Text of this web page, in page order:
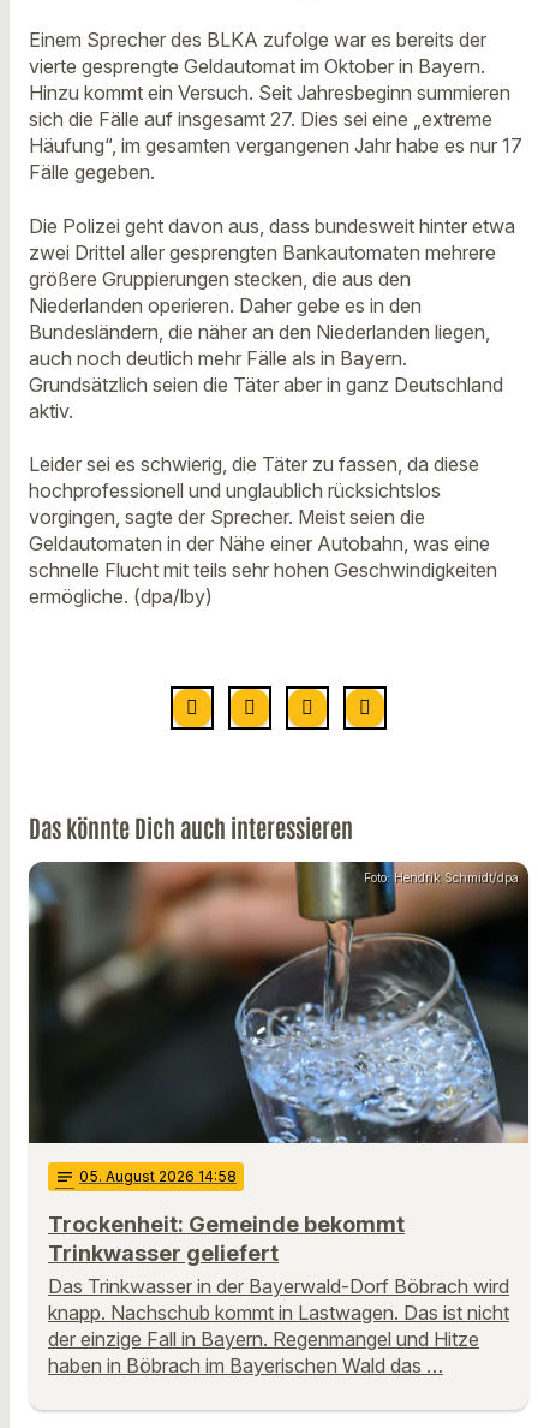
Einem Sprecher des BLKA zufolge war es bereits der
vierte gesprengte Geldautomat im Oktober in Bayern.
Hinzu kommt ein Versuch. Seit Jahresbeginn summieren
sich die Fälle auf insgesamt 27. Dies sei eine „extreme
Häufung“, im gesamten vergangenen Jahr habe es nur 17
Fälle gegeben.
Die Polizei geht davon aus, dass bundesweit hinter etwa
zwei Drittel aller gesprengten Bankautomaten mehrere
größere Gruppierungen stecken, die aus den
Niederlanden operieren. Daher gebe es in den
Bundesländern, die näher an den Niederlanden liegen,
auch noch deutlich mehr Fälle als in Bayern.
Grundsätzlich seien die Täter aber in ganz Deutschland
aktiv.
Leider sei es schwierig, die Täter zu fassen, da diese
hochprofessionell und unglaublich rücksichtslos
vorgingen, sagte der Sprecher. Meist seien die
Geldautomaten in der Nähe einer Autobahn, was eine
schnelle Flucht mit teils sehr hohen Geschwindigkeiten
ermögliche. (dpa/lby)
Das könnte Dich auch interessieren
Foto: Hendrik Schmidt/dpa
notes 05. August 2026 14:58
Trockenheit: Gemeinde bekommt
Trinkwasser geliefert
Das Trinkwasser in der Bayerwald-Dorf Böbrach wird
knapp. Nachschub kommt in Lastwagen. Das ist nicht
der einzige Fall in Bayern. Regenmangel und Hitze
haben in Böbrach im Bayerischen Wald das …